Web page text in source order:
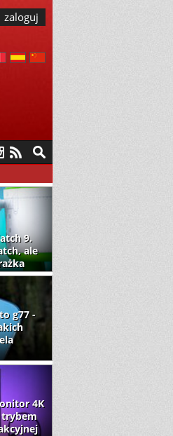
9.
ale
g77 -
4K
trybem